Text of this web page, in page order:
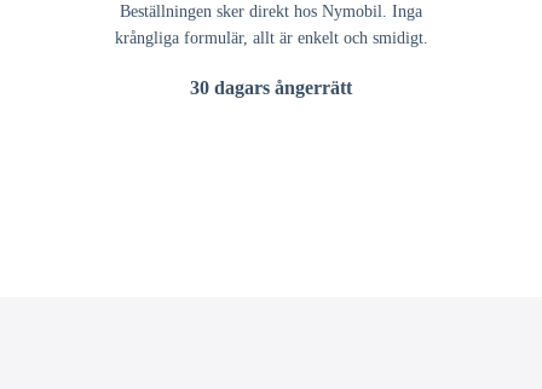
Beställningen sker direkt hos Nymobil. Inga
krångliga formulär, allt är enkelt och smidigt.
30 dagars ångerrätt